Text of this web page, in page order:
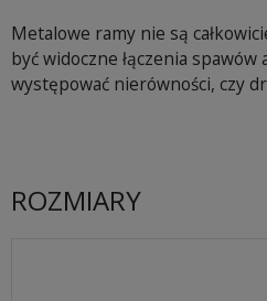
Metalowe ramy nie są
być widoczne łączenia
występować nierówności, czy
ROZMIARY